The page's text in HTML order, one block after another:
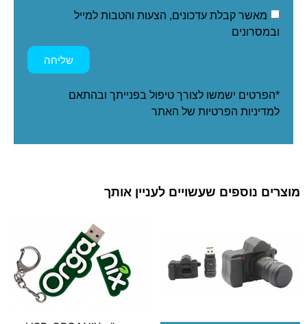
מאשר קבלת עדכונים, הצעות והטבות למייל
ובמסרונים
שליחה
*הפרטים ישמשו לצורך טיפול בפנייתך ובהתאם
למדיניות הפרטיות של האתר
מוצרים נוספים שעשויים לעניין אותך